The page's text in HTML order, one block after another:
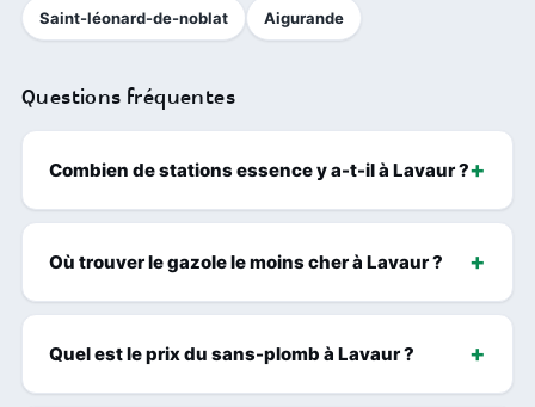
Saint-léonard-de-noblat Aigurande
Questions fréquentes
Combien de stations essence y a-t-il à Lavaur ?
Où trouver le gazole le moins cher à Lavaur ?
Quel est le prix du sans-plomb à Lavaur ?